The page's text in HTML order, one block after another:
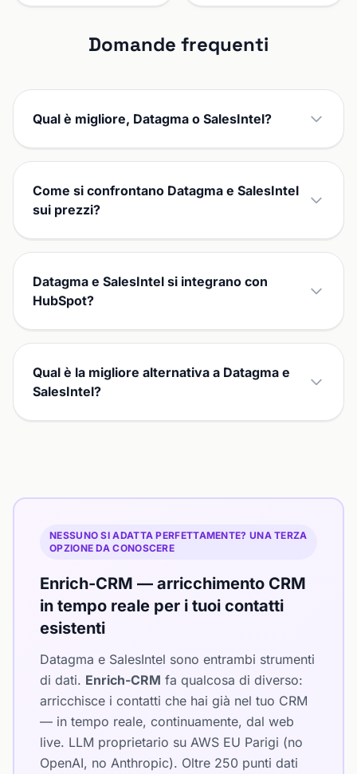
Domande frequenti
Qual è migliore, Datagma o SalesIntel?
Come si confrontano Datagma e SalesIntel
sui prezzi?
Datagma e SalesIntel si integrano con
HubSpot?
Qual è la migliore alternativa a Datagma e
SalesIntel?
NESSUNO SI ADATTA PERFETTAMENTE? UNA TERZA
OPZIONE DA CONOSCERE
Enrich-CRM — arricchimento CRM
in tempo reale per i tuoi contatti
esistenti
Datagma e SalesIntel sono entrambi strumenti
di dati. Enrich-CRM fa qualcosa di diverso:
arricchisce i contatti che hai già nel tuo CRM
— in tempo reale, continuamente, dal web
live. LLM proprietario su AWS EU Parigi (no
OpenAI, no Anthropic). Oltre 250 punti dati